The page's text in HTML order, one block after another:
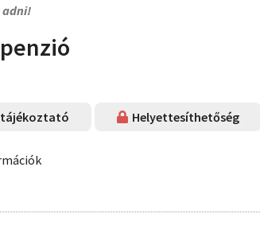
adni!
Helyettesíthetőség